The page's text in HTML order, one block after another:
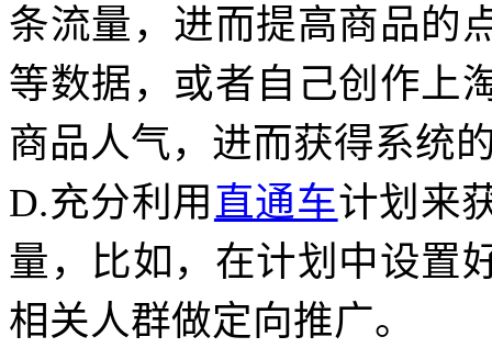
条流量，进而提高商品的
等数据，或者自己创作上
商品人气，进而获得系统
D.充分利用 直通车计划来
量，比如，在计划中设置
相关人群做定向推广。